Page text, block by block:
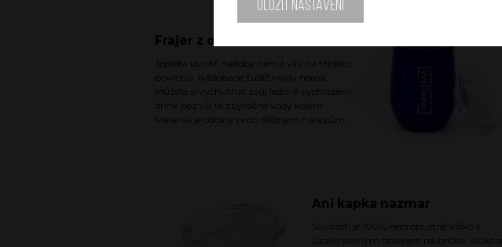
Uložit nastavení
Frajer z obou stran
Teplota uvnitř nádoby nemá vliv na teplotu
povrchu. Nádoba se tudíž nikdy nerosí.
Můžete si vychutnat svůj ledově vychlazený
drink bez vší té zbytečné vody kolem.
Materiál je odolný proti běžným nárazům.
Ani kapka nazmar
Součástí je 100% nepropustné víčko s
uzavíratelným otvorem na brčko. Víčko se